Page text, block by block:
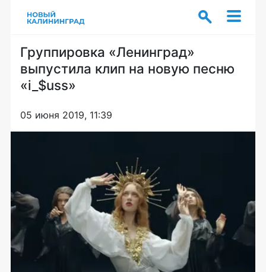
Группировка «Ленинград»
выпустила клип на новую песню
«i_$uss»
05 июня 2019, 11:39